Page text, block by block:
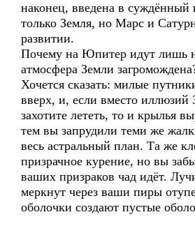
наконец, введена в суждённый
только Земля, но Марс и
развитии.
Почему на Юпитер идут лишь
атмосфера Земли
Хочется сказать: милые
вверх, и, если вместо иллюзий
захотите лететь, то и крылья
тем вы запрудили теми же
весь астральный план. Та же
призрачное курение, но вы
ваших призраков чад идёт.
меркнут через ваши пиры
оболочки создают пустые